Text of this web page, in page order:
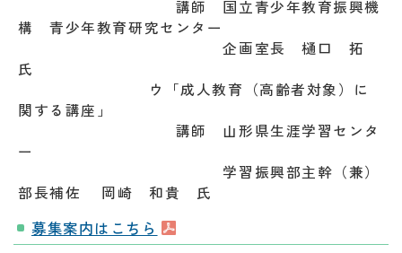
講師 国立青少年教育振興機
構 青少年教育研究センター
企画室長 樋口 拓
氏
ウ「成人教育（高齢者対象）に
関する講座」
講師 山形県生涯学習センタ
ー
学習振興部主幹（兼）
部長補佐 岡崎 和貴 氏
募集案内はこちら